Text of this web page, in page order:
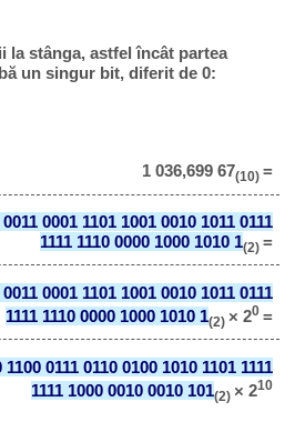
la stânga, astfel încât partea
un singur bit, diferit de 0:
1 036,699 67(10) =
0001 1101 1001 0010 1011 0111
1111 1110 0000 1000 1010 1(2) =
0001 1101 1001 0010 1011 0111
1111 1110 0000 1000 1010 1(2) × 20 =
0111 0110 0100 1010 1101 1111
1111 1000 0010 0010 101(2) × 210